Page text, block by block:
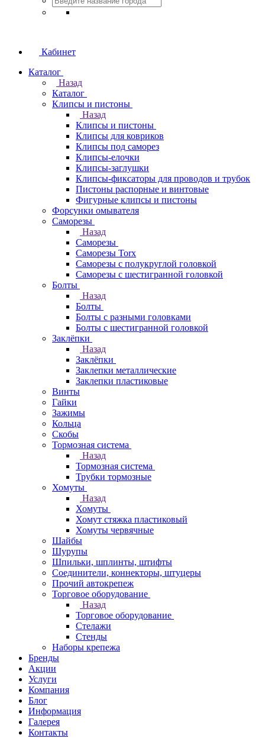
Кабинет
Каталог
Назад
Каталог
Клипсы и пистоны
Назад
Клипсы и пистоны
Клипсы для ковриков
Клипсы под саморез
Клипсы-елочки
Клипсы-заглушки
Клипсы-фиксаторы для проводов и трубок
Пистоны распорные и винтовые
Фигурные клипсы и пистоны
Форсунки омывателя
Саморезы
Назад
Саморезы
Саморезы Torx
Саморезы с полукруглой головкой
Саморезы с шестигранной головкой
Болты
Назад
Болты
Болты с разными головками
Болты с шестигранной головкой
Заклёпки
Назад
Заклёпки
Заклепки металлические
Заклепки пластиковые
Винты
Гайки
Зажимы
Кольца
Скобы
Тормозная система
Назад
Тормозная система
Трубки тормозные
Хомуты
Назад
Хомуты
Хомут стяжка пластиковый
Хомуты червячные
Шайбы
Шурупы
Шпильки, шплинты, штифты
Соединители, коннекторы, штуцеры
Прочий автокрепеж
Торговое оборудование
Назад
Торговое оборудование
Стелажи
Стенды
Наборы крепежа
Бренды
Акции
Услуги
Компания
Блог
Информация
Галерея
Контакты